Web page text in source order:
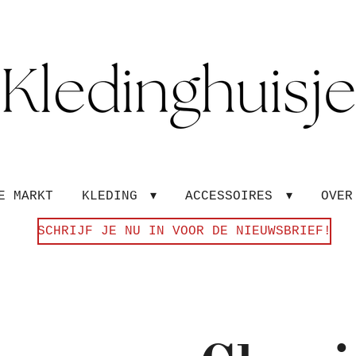
MARKT KLEDING ACCESSOIRES
SCHRIJF JE NU IN VOOR DE NIEUWSBRIEF!